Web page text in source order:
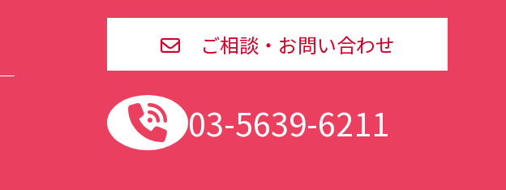
ご相談・お問い合わせ
03-5639-6211